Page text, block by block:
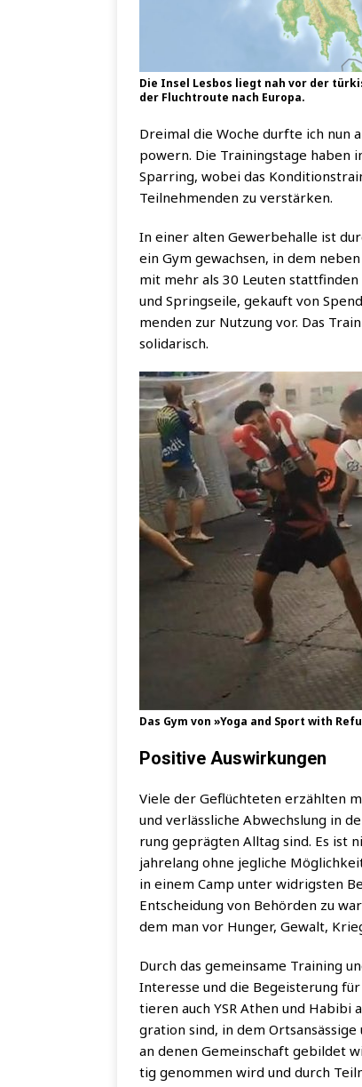
Die Insel Les­bos liegt nah vor der
der Flucht­rou­te nach Europa.
Drei­mal die Woche durf­te ich nun
po­wern. Die Trai­nings­ta­ge haben
Spar­ring, wobei das
Teil­neh­men­den zu verstärken.
In einer alten Gewer­be­hal­le ist
ein Gym gewach­sen, in dem
mit mehr als 30 Leu­ten statt­fin­den
und Spring­sei­le, gekauft von
men­den zur Nut­zung vor. Das
solidarisch.
Das Gym von »Yoga and Sport with
Positive Auswirkungen
Vie­le der Geflüch­te­ten erzähl­ten
und ver­läss­li­che Abwechs­lung in
rung gepräg­ten All­tag sind. Es ist
jah­re­lang ohne jeg­li­che
in einem Camp unter wid­rigs­ten
Ent­schei­dung von Behör­den zu
dem man vor Hun­ger, Gewalt,
Durch das gemein­sa­me Trai­ning
Inter­es­se und die Begeis­te­rung
tie­ren auch YSR Athen und
gra­ti­on sind, in dem
an denen Gemein­schaft gebil­det
tig genom­men wird und durch